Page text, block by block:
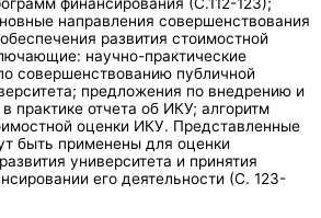
направления совершенствования
развития стоимостной
научно-практические
совершенствованию публичной
предложения по внедрению и
практике отчета об ИКУ; алгоритм
оценки ИКУ. Представленные
быть применены для оценки
университета и принятия
его деятельности (С. 123-